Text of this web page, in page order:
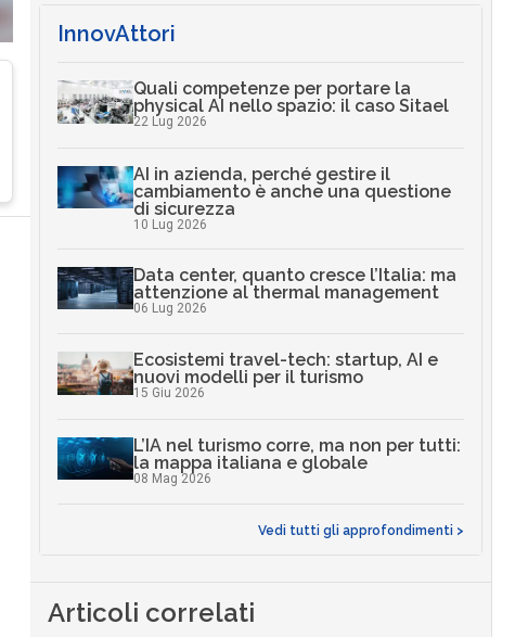
InnovAttori
Quali competenze per portare la
physical AI nello spazio: il caso Sitael
22 Lug 2026
AI in azienda, perché gestire il
cambiamento è anche una questione
di sicurezza
10 Lug 2026
Data center, quanto cresce l’Italia: ma
attenzione al thermal management
06 Lug 2026
Ecosistemi travel-tech: startup, AI e
nuovi modelli per il turismo
15 Giu 2026
L’IA nel turismo corre, ma non per tutti:
la mappa italiana e globale
08 Mag 2026
Vedi tutti gli approfondimenti >
Articoli correlati